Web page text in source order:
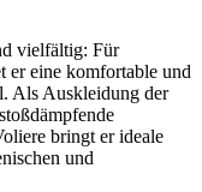
vielfältig: Für
er eine komfortable und
Als Auskleidung der
bringt er ideale
und